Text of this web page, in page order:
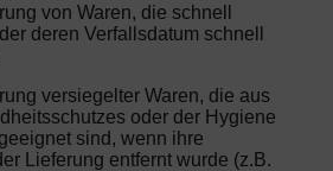
von Waren, die schnell
deren Verfallsdatum schnell
versiegelter Waren, die aus
oder der Hygiene
sind, wenn ihre
Lieferung entfernt wurde (z.B.